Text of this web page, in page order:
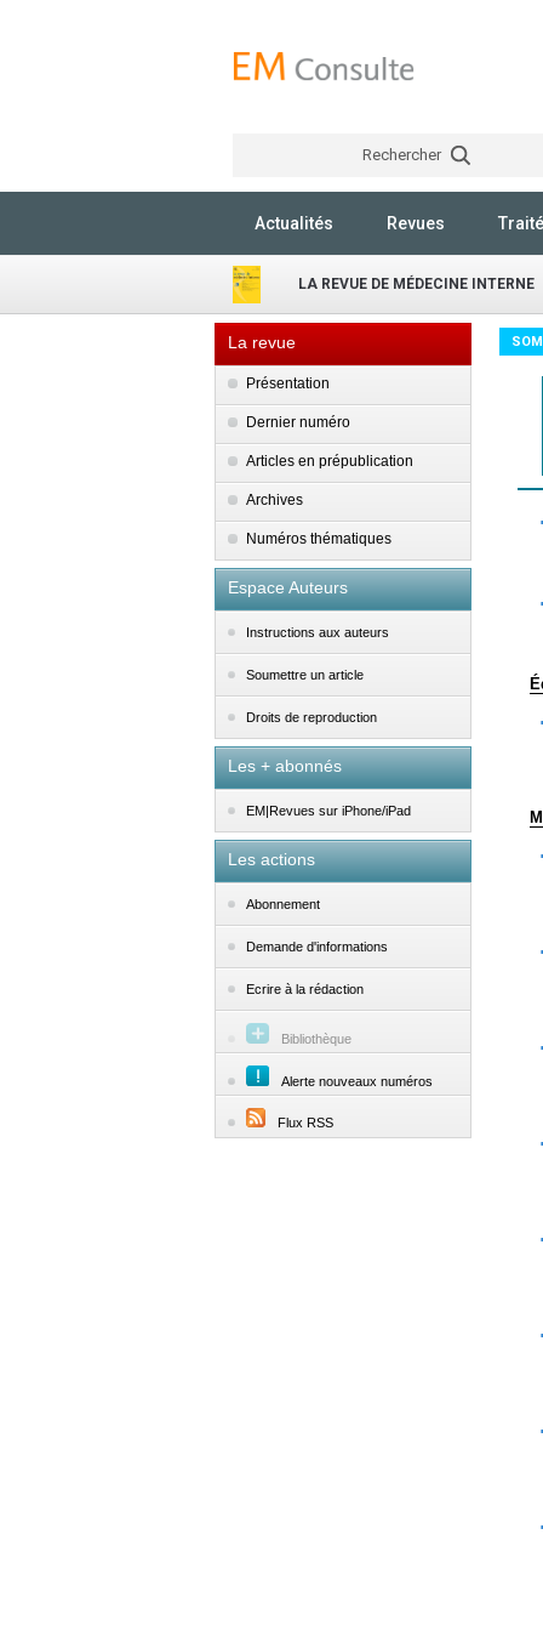
Rechercher
Actualités Revues
LA REVUE DE MÉDECINE INTERNE
La revue
Présentation
Dernier numéro
Articles en prépublication
Archives
Numéros thématiques
Espace Auteurs
Instructions aux auteurs
Soumettre un article
Droits de reproduction
Les + abonnés
EM|Revues sur iPhone/iPad
Les actions
Abonnement
Demande d'informations
Ecrire à la rédaction
Bibliothèque
Alerte nouveaux numéros
Flux RSS